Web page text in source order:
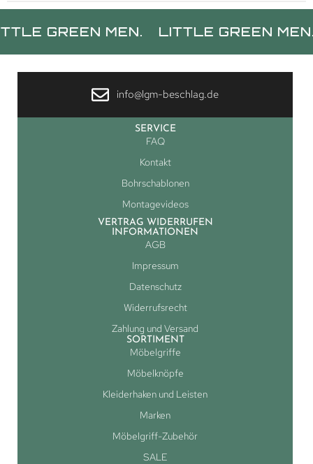
MEN. LITTLE GREEN MEN.
info@lgm-beschlag.de
SERVICE
FAQ
Kontakt
Bohrschablonen
Montagevideos
VERTRAG WIDERRUFEN
INFORMATIONEN
AGB
Impressum
Datenschutz
Widerrufsrecht
Zahlung und Versand
SORTIMENT
Möbelgriffe
Möbelknöpfe
Kleiderhaken und Leisten
Marken
Möbelgriff-Zubehör
SALE